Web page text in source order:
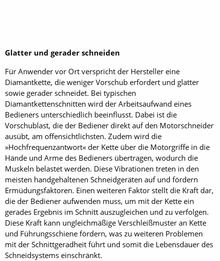
Glatter und gerader schneiden
Für Anwender vor Ort verspricht der Hersteller eine
Diamantkette, die weniger Vorschub erfordert und glatter
sowie gerader schneidet. Bei typischen
Diamantkettenschnitten wird der Arbeitsaufwand eines
Bedieners unterschiedlich beeinflusst. Dabei ist die
Vorschublast, die der Bediener direkt auf den Motorschneider
ausübt, am offensichtlichsten. Zudem wird die
»Hochfrequenzantwort« der Kette über die Motorgriffe in die
Hände und Arme des Bedieners übertragen, wodurch die
Muskeln belastet werden. Diese Vibrationen treten in den
meisten handgehaltenen Schneidgeräten auf und fördern
Ermüdungsfaktoren. Einen weiteren Faktor stellt die Kraft dar,
die der Bediener aufwenden muss, um mit der Kette ein
gerades Ergebnis im Schnitt auszugleichen und zu verfolgen.
Diese Kraft kann ungleichmäßige Verschleißmuster an Kette
und Führungsschiene fördern, was zu weiteren Problemen
mit der Schnittgeradheit führt und somit die Lebensdauer des
Schneidsystems einschränkt.